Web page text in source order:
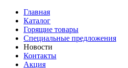
Главная
Каталог
Горящие товары
Специальные предложения
Новости
Контакты
Акция